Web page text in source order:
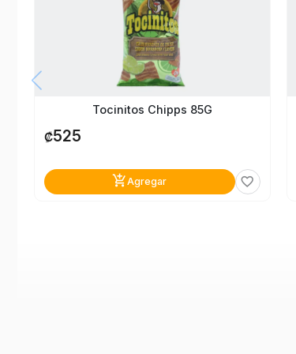
Tocinitos Chipps 85G
₡525
add_shopping_cartAgregar favorite_border